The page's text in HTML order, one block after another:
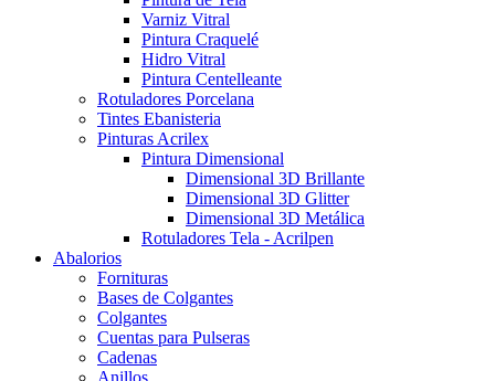
Varniz Vitral
Pintura Craquelé
Hidro Vitral
Pintura Centelleante
Rotuladores Porcelana
Tintes Ebanisteria
Pinturas Acrilex
Pintura Dimensional
Dimensional 3D Brillante
Dimensional 3D Glitter
Dimensional 3D Metálica
Rotuladores Tela - Acrilpen
Abalorios
Fornituras
Bases de Colgantes
Colgantes
Cuentas para Pulseras
Cadenas
Anillos